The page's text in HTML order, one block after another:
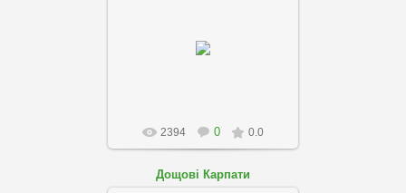
2394 0 0.0
Дощові Карпати